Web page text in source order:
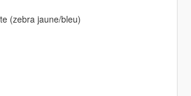
(zebra jaune/bleu)